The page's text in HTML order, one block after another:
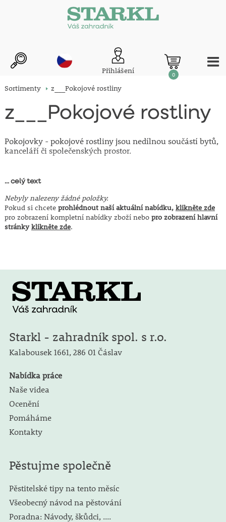
Přihlášení 0
Sortimenty z___Pokojové rostliny
z___Pokojové rostliny
Pokojovky - pokojové rostliny jsou nedílnou součástí bytů,
kanceláří či společenských prostor.
Pokojové rostliny, jak již napovídá jejich název, nejsou určeny k
celoročnímu venkovnímu umístění. Naopak, jedná se o rostliny, pro
které je ideální celoroční umístění v interiéru a na venkovním stanovišti
mohou být umístěny pouze po omezený čas v teplejším období (tzv.
letnění)
... celý text
Nebyly nalezeny žádné položky.
Pokud si chcete prohlédnout naší aktuální nabídku, klikněte zde
pro zobrazení kompletní nabídky zboží nebo pro zobrazení hlavní
stránkyklikněte zde.
Starkl - zahradník spol. s r.o.
Kalabousek 1661, 286 01 Čáslav
Nabídka práce
Naše videa
Ocenění
Pomáháme
Kontakty
Pěstujme společně
Pěstitelské tipy na tento měsíc
Všeobecný návod na pěstování
Poradna: Návody, škůdci, ....